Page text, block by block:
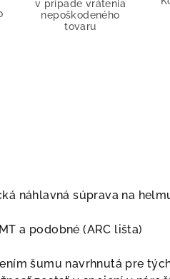
v prípade vrátenia
nepoškodeného
tovaru
náhlavná súprava na
a podobné (ARC lišta)
šumu navrhnutá pre